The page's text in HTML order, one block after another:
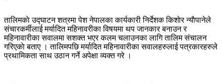
तालिमकाे उद्घाटन शत्रमा पेश नेपालका कार्यकारी निर्देशक किशाेर न्याैपानेले
संचारकर्मीलाई मर्यादित महिनावरीका विषयमा थप जानकार बनाउन र
महिनावारीका सवालमा सशक्त भएर कलम चलाउनका लागि तालिम संचालन
गरिएकाे बताए । तालिमपछि मर्यादित महिनावारीका सवालहरुलाई पत्रकारहरुले
प्रथामिकता साथ उठान गर्ने अपेक्षा व्यक्त गरे ।